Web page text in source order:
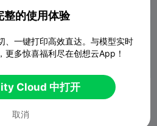
皮卡车 电耗子主题
整的使用体验
、一键打印高效直达。与模型实时
更多惊喜福利尽在创想云App！
Cloud 中打开
取消